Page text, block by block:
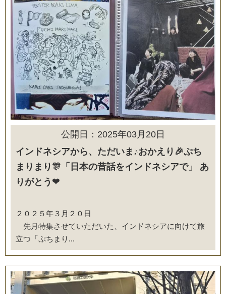
公開日：2025年03月20日
インドネシアから、ただいま♪おかえり🎉ぷち
まりまり🎊「日本の昔話をインドネシアで」 あ
りがとう❤
２０２５年３月２０日
先月特集させていただいた、インドネシアに向けて旅
立つ「ぷちまり...